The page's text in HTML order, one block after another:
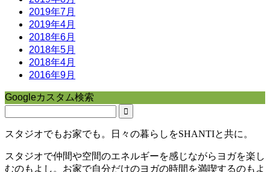
2019年7月
2019年4月
2018年6月
2018年5月
2018年4月
2016年9月
Googleカスタム検索
スタジオでもお家でも。日々の暮らしをSHANTIと共に。
スタジオで仲間や空間のエネルギーを感じながらヨガを楽し
むのもよし。お家で自分だけのヨガの時間を満喫するのもよ